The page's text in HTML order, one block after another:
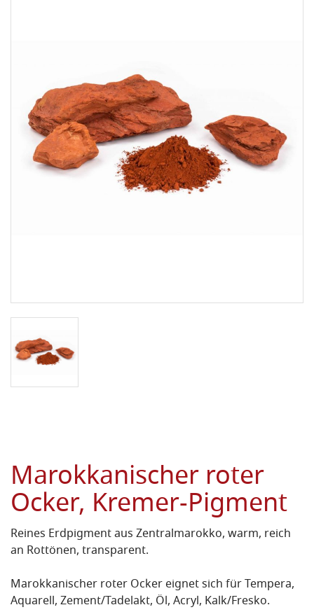
Marokkanischer roter
Ocker, Kremer-Pigment
Reines Erdpigment aus Zentralmarokko, warm, reich
an Rottönen, transparent.
Marokkanischer roter Ocker eignet sich für Tempera,
Aquarell, Zement/Tadelakt, Öl, Acryl, Kalk/Fresko.